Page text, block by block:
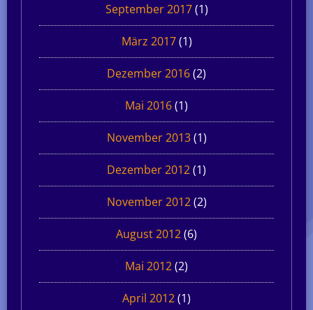
September 2017(1)
März 2017(1)
Dezember 2016(2)
Mai 2016(1)
November 2013(1)
Dezember 2012(1)
November 2012(2)
August 2012(6)
Mai 2012(2)
April 2012(1)